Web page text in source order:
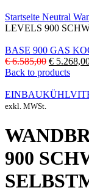
Startseite Neutral
LEVELS 900
BASE 900 GAS
€6.585,00
Preis
€ 6.585,00
€
Back to products
exkl. MWSt.
900